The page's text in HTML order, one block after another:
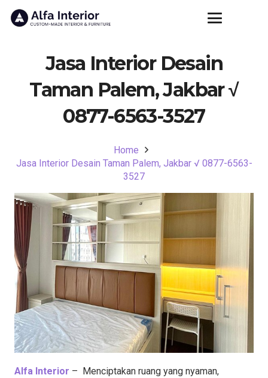
Jasa Interior Desain
Taman Palem, Jakbar √
0877-6563-3527
Home
Jasa Interior Desain Taman Palem, Jakbar √ 0877-6563-
3527
Alfa Interior – Menciptakan ruang yang nyaman,